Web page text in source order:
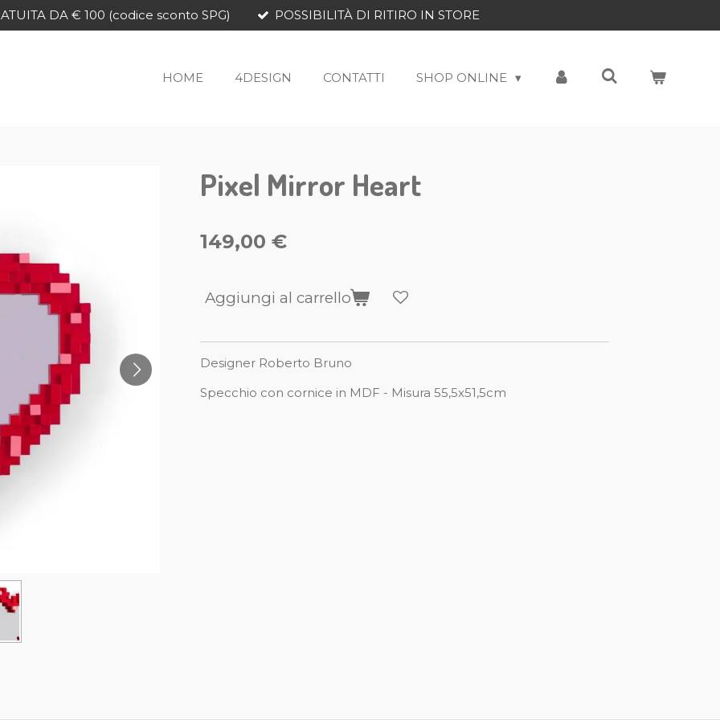
DA € 100 (codice sconto SPG) POSSIBILITÀ DI RITIRO IN STORE
HOME 4DESIGN CONTATTI SHOP ONLINE
Pixel Mirror Heart
149,00 €
Aggiungi al carrello
Designer Roberto Bruno
Specchio con cornice in MDF - Misura 55,5x51,5cm